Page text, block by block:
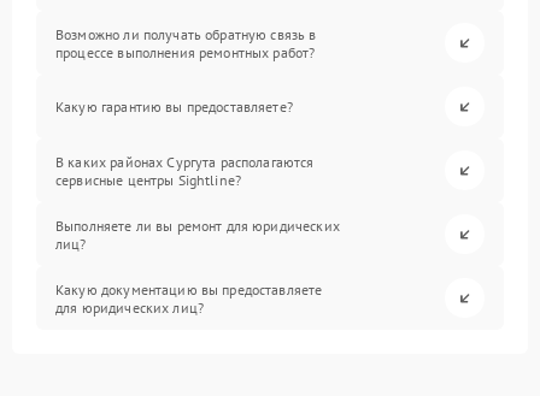
Возможно ли получать обратную связь в
процессе выполнения ремонтных работ?
Какую гарантию вы предоставляете?
В каких районах Сургута располагаются
сервисные центры Sightline?
Выполняете ли вы ремонт для юридических
лиц?
Какую документацию вы предоставляете
для юридических лиц?